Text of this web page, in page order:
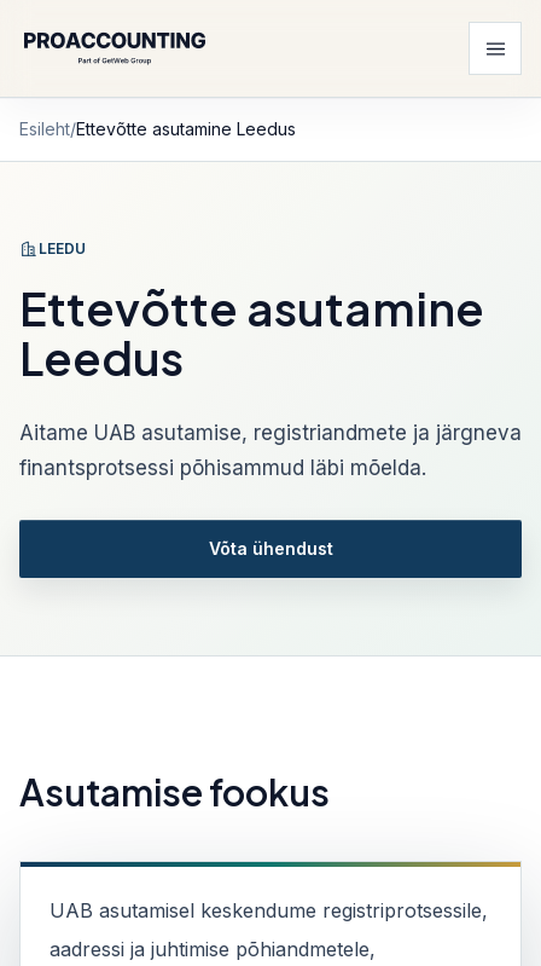
Esileht/Ettevõtte asutamine Leedus
LEEDU
Ettevõtte asutamine
Leedus
Aitame UAB asutamise, registriandmete ja järgneva
finantsprotsessi põhisammud läbi mõelda.
Võta ühendust
Asutamise fookus
UAB asutamisel keskendume registriprotsessile,
aadressi ja juhtimise põhiandmetele,